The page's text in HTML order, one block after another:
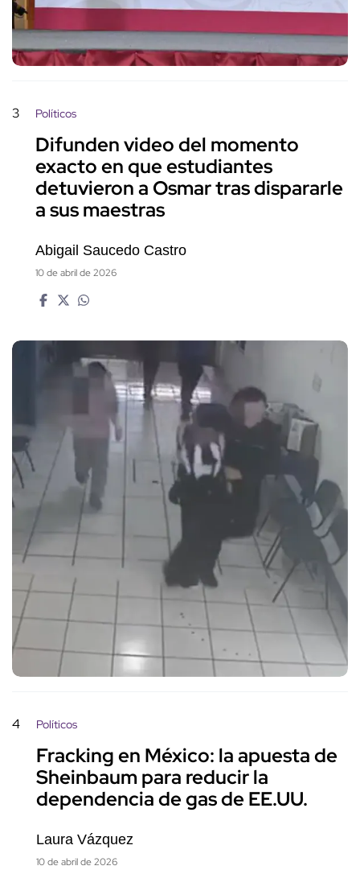
3 Políticos
Difunden video del momento
exacto en que estudiantes
detuvieron a Osmar tras dispararle
a sus maestras
Abigail Saucedo Castro
10 de abril de 2026
4 Políticos
Fracking en México: la apuesta de
Sheinbaum para reducir la
dependencia de gas de EE.UU.
Laura Vázquez
10 de abril de 2026